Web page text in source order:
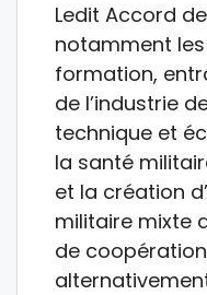
Ledit Accord
notamment
formation,
de l’industrie
technique et
la santé
et la création
militaire mixte
de